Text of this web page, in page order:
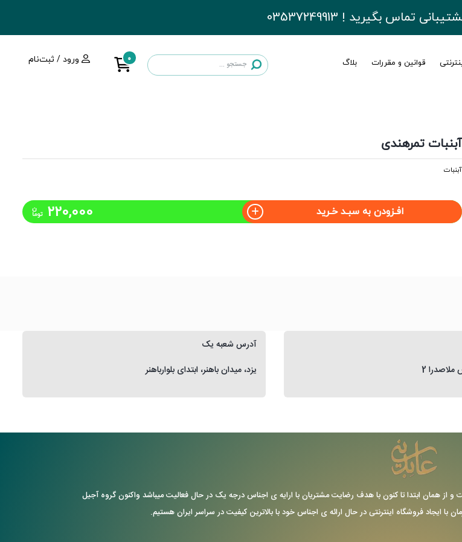
تماس بگیرید ! 03537249913
ورود / ثبت‌نام 0 قوانین و مقررات بلاگ
آبنبات تمرهندی
آبنبات
افـزودن به سبـد خـرید 220,000 توما
ن
آدرس شعبه یک
یزد، میدان باهنر، ابتدای بلوارباهنر
2
تاسیس گردیده است و از همان ابتدا تا کنون با هدف رضایت مشتریان با ارایه ی اجناس درجه یک در حال فعالیت میباشد واکنون گروه آجیل
با ایجاد فروشگاه اینترنتی در حال ارائه ی اجناس خود با بالاترین کیفیت در سراسر ایران هستیم.